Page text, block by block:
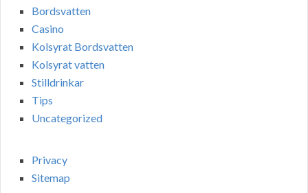
Bordsvatten
Casino
Kolsyrat Bordsvatten
Kolsyrat vatten
Stilldrinkar
Tips
Uncategorized
Privacy
Sitemap